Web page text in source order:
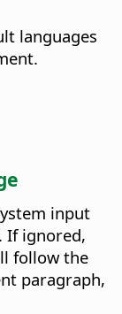
languages
input
If ignored,
follow the
paragraph,